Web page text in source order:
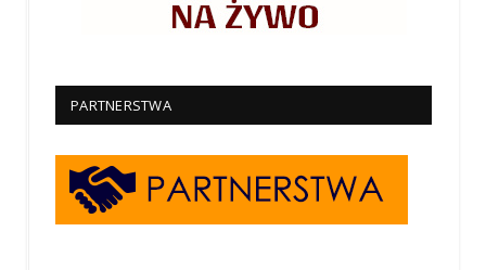
PARTNERSTWA